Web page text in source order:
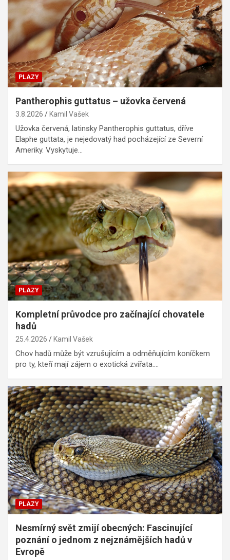
PLAZY
Pantherophis guttatus – užovka červená
3.8.2026 Kamil Vašek
Užovka červená, latinsky Pantherophis guttatus, dříve
Elaphe guttata, je nejedovatý had pocházející ze Severní
Ameriky. Vyskytuje…
PLAZY
Kompletní průvodce pro začínající chovatele
hadů
25.4.2026 Kamil Vašek
Chov hadů může být vzrušujícím a odměňujícím koníčkem
pro ty, kteří mají zájem o exotická zvířata.…
PLAZY
Nesmírný svět zmijí obecných: Fascinující
poznání o jednom z nejznámějších hadů v
Evropě